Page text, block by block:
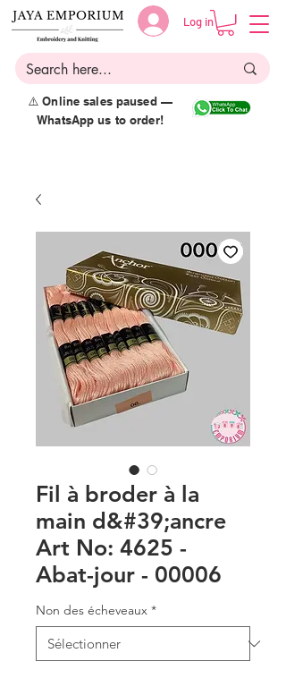
Log in
⚠️ Online sales paused —
WhatsApp us to order!
Fil à broder à la
main d&#39;ancre
Art No: 4625 -
Abat-jour - 00006
Non des écheveaux *